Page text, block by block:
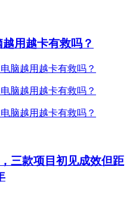
用越卡有救吗？
三款项目初见成效但距